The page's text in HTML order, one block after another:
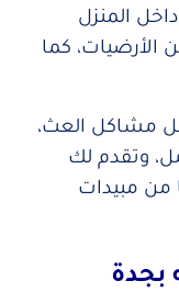
المنزل
الأرضيات، كما
مشاكل العث،
وتقدم لك
من مبيدات
بجدة